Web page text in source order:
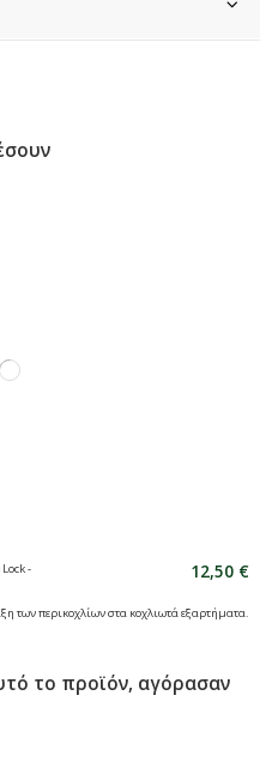
- 12,50 €
των περικοχλίων στα κοχλιωτά εξαρτήματα.
το προϊόν, αγόρασαν